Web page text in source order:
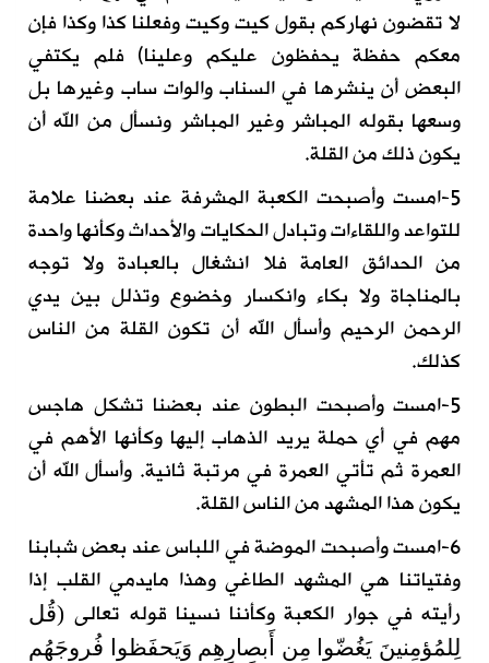
لا تقضون نهاركم بقول كيت وكيت وفعلنا كذا وكذا فإن
معكم حفظة يحفظون عليكم وعلينا) فلم يكتفي
البعض أن ينشرها في السناب والوات ساب وغيرها بل
وسعها بقوله المباشر وغير المباشر ونسأل من الله أن
يكون ذلك من القلة.
5-امست وأصبحت الكعبة المشرفة عند بعضنا علامة
للتواعد واللقاءات وتبادل الحكايات والأحداث وكأنها واحدة
من الحدائق العامة فلا انشغال بالعبادة ولا توجه
بالمناجاة ولا بكاء وانكسار وخضوع وتذلل بين يدي
الرحمن الرحيم وأسأل الله أن تكون القلة من الناس
كذلك.
5-امست وأصبحت البطون عند بعضنا تشكل هاجس
مهم في أي حملة يريد الذهاب إليها وكأنها الأهم في
العمرة ثم تأتي العمرة في مرتبة ثانية. وأسأل الله أن
يكون هذا المشهد من الناس القلة.
6-امست وأصبحت الموضة في اللباس عند بعض شبابنا
وفتياتنا هي المشهد الطاغي وهذا مايدمي القلب إذا
رأيته في جوار الكعبة وكأننا نسينا قوله تعالى(قُل
لِلمُؤمِنينَ يَغُضّوا مِن أَبصارِهِم وَيَحفَظوا فُروجَهُم